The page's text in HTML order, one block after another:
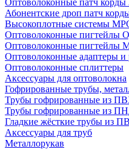
Оптоволоконные патч
Абонентские дроп патч
Высокоплотные системы
Оптоволоконные пигтейлы
Оптоволоконные пигтейлы
Оптоволоконные адаптеры и
Оптоволоконные сплиттеры
Аксессуары для оптоволокна
Гофрированные трубы,
Трубы гофрированные из
Трубы гофрированные из
Гладкие жёсткие трубы из
Аксессуары для труб
Металлорукав